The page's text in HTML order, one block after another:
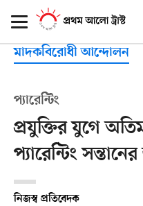
মাদকবিরোধী আন্দোলন
প্যারেন্টিং
প্রযুক্তির যুগে
প্যারেন্টিং
নিজস্ব প্রতিবেদক